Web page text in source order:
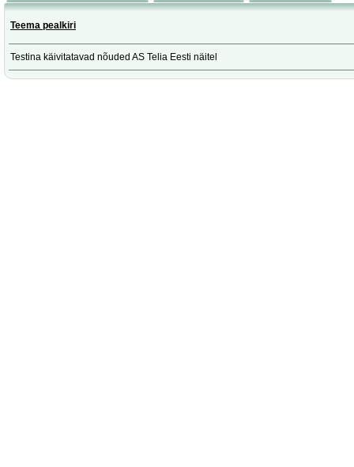
Teema pealkiri
Testina käivitatavad nõuded AS Telia Eesti näitel